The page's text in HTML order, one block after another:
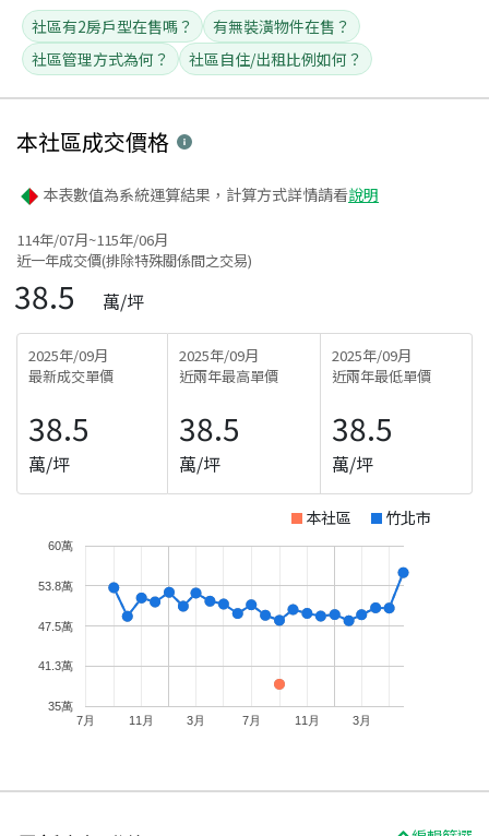
社區有2房戶型在售嗎？
有無裝潢物件在售？
社區管理方式為何？
社區自住/出租比例如何？
本社區成交價格
本表數值為系統運算結果，計算方式詳情請看說明
114年/07月~115年/06月
近一年成交價(排除特殊關係間之交易)
38.5 萬/坪
2025年/09月
最新成交單價
38.5
萬/坪
2025年/09月
近兩年最高單價
38.5
萬/坪
2025年/09月
近兩年最低單價
38.5
萬/坪
本社區 竹北市
7月 11月 3月 7月 11月 3月
35萬
41.3萬
47.5萬
53.8萬
60萬